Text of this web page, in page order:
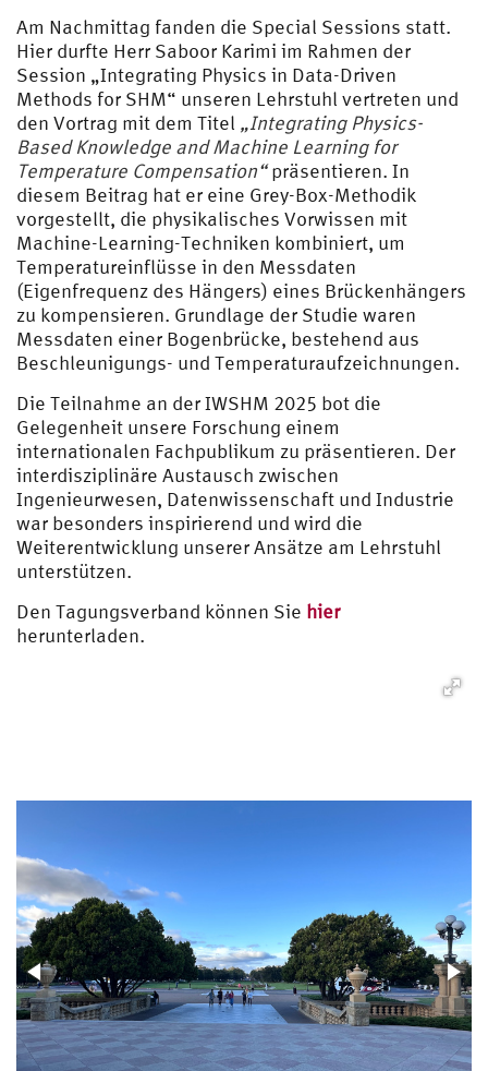
Am Nachmittag fanden die Special Sessions statt.
Hier durfte Herr Saboor Karimi im Rahmen der
Session „Integrating Physics in Data-Driven
Methods for SHM“ unseren Lehrstuhl vertreten und
den Vortrag mit dem Titel „Integrating Physics-
Based Knowledge and Machine Learning for
Temperature Compensation“präsentieren. In
diesem Beitrag hat er eine Grey-Box-Methodik
vorgestellt, die physikalisches Vorwissen mit
Machine-Learning-Techniken kombiniert, um
Temperatureinflüsse in den Messdaten
(Eigenfrequenz des Hängers) eines Brückenhängers
zu kompensieren. Grundlage der Studie waren
Messdaten einer Bogenbrücke, bestehend aus
Beschleunigungs- und Temperaturaufzeichnungen.
Die Teilnahme an der IWSHM 2025 bot die
Gelegenheit unsere Forschung einem
internationalen Fachpublikum zu präsentieren. Der
interdisziplinäre Austausch zwischen
Ingenieurwesen, Datenwissenschaft und Industrie
war besonders inspirierend und wird die
Weiterentwicklung unserer Ansätze am Lehrstuhl
unterstützen.
Den Tagungsverband können Sie hier
herunterladen.